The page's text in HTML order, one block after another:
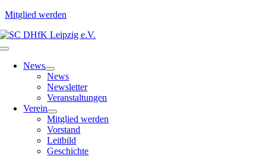
Mitglied werden
Zum
Inhalt
Toggle
NavigationNews
News
Newsletter
Veranstaltungen
Verein
Mitglied werden
Vorstand
Leitbild
Geschichte